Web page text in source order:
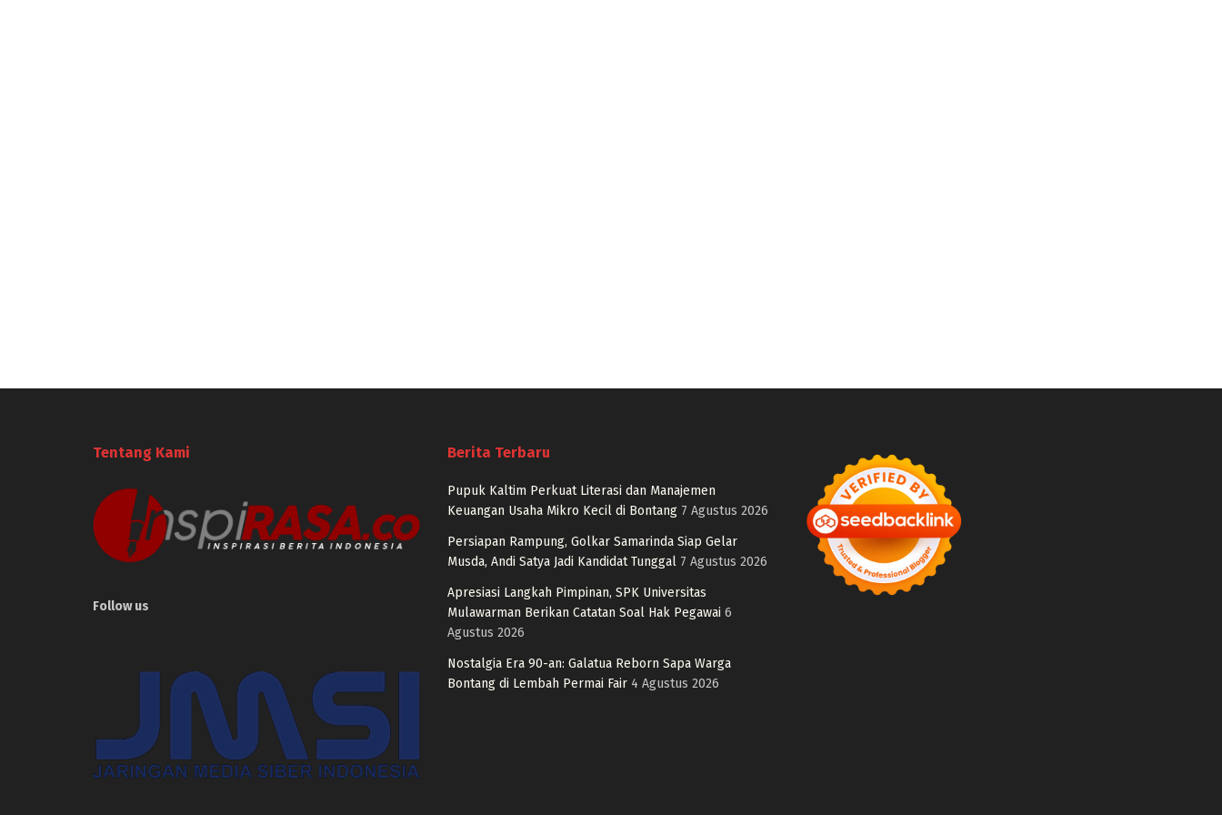
Tentang Kami
Follow us
Berita Terbaru
Pupuk Kaltim Perkuat Literasi dan Manajemen
Keuangan Usaha Mikro Kecil di Bontang 7 Agustus 2026
Persiapan Rampung, Golkar Samarinda Siap Gelar
Musda, Andi Satya Jadi Kandidat Tunggal 7 Agustus 2026
Apresiasi Langkah Pimpinan, SPK Universitas
Mulawarman Berikan Catatan Soal Hak Pegawai 6
Agustus 2026
Nostalgia Era 90-an: Galatua Reborn Sapa Warga
Bontang di Lembah Permai Fair 4 Agustus 2026